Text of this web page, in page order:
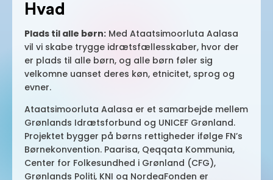
Hvad
Plads til alle børn: Med Ataatsimoorluta Aalasa
vil vi skabe trygge idrætsfællesskaber, hvor der
er plads til alle børn, og alle børn føler sig
velkomne uanset deres køn, etnicitet, sprog og
evner.
Ataatsimoorluta Aalasa er et samarbejde mellem
Grønlands Idrætsforbund og UNICEF Grønland.
Projektet bygger på børns rettigheder ifølge FN’s
Børnekonvention. Paarisa, Qeqqata Kommunia,
Center for Folkesundhed i Grønland (CFG),
Grønlands Politi, KNI og NordeaFonden er